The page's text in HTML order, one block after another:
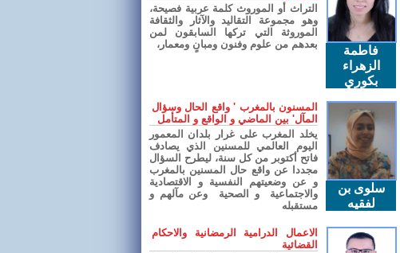
فاطمة
الزهراء
بكوري
التراث أو الموروث كلمة عربية فصيحة،
وهو مجموعة التقاليد والآثار والثقافة
الموروثة التي تركها السابقون لمن
بعدهم من علوم وفنون ومبانٍ ومعمار،
سلوى بن
لفقيه
المسنون بالمغرب ' واقع الحال وسؤال
المآل' بين الماضي و الواقع و المتأمل
يخلد المغرب على غرار بلدان المعمور
اليوم العالمي للمسنين الذي يصادف
فاتح أكتوبر من كل سنة، ليطرح السؤال
مجددا عن واقع حال المسنين بالمغرب
و عن وضعيتهم النفسية و الاقتصادية
والاجتماعية و الصحية وعن مآلهم و
مستقبله
الاعمال الدرامية الرمضانية والاحكام
القضائية